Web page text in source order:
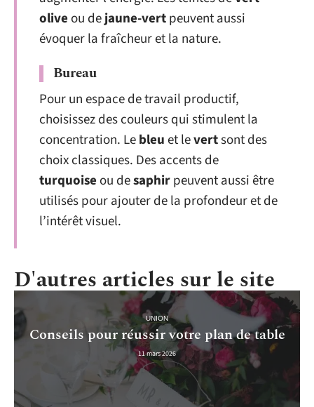
olive ou dejaune-vertpeuvent aussi
évoquer la fraîcheur et la nature.
Bureau
Pour un espace de travail productif,
choisissez des couleurs qui stimulent la
concentration. Lebleuet levertsont des
choix classiques. Des accents de
turquoise ou desaphirpeuvent aussi être
utilisés pour ajouter de la profondeur et de
l’intérêt visuel.
D'autres articles sur le site
UNION
Conseils pour réussir votre plan de table
11 mars 2026